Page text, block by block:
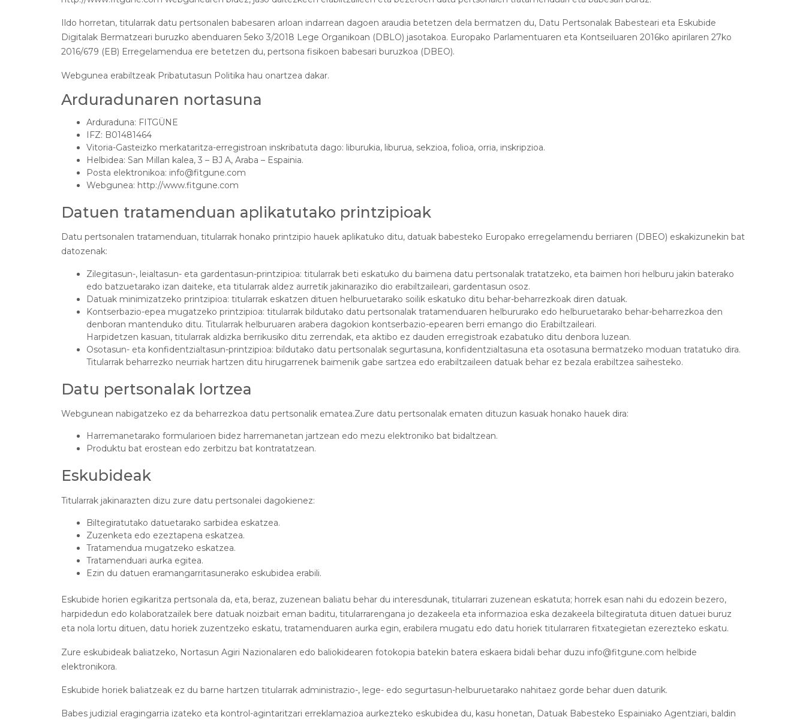
Ildo horretan, titularrak datu pertsonalen babesaren arloan indarrean dagoen araudia betetzen dela bermatzen du, Datu Pertsonalak Babesteari eta Eskubide
Digitalak Bermatzeari buruzko abenduaren 5eko 3/2018 Lege Organikoan (DBLO) jasotakoa. Europako Parlamentuaren eta Kontseiluaren 2016ko apirilaren 27ko
2016/679 (EB) Erregelamendua ere betetzen du, pertsona fisikoen babesari buruzkoa (DBEO).
Webgunea erabiltzeak Pribatutasun Politika hau onartzea dakar.
Arduradunaren nortasuna
Arduraduna: FITGÜNE
IFZ: B01481464
Vitoria-Gasteizko merkataritza-erregistroan inskribatuta dago: liburukia, liburua, sekzioa, folioa, orria, inskripzioa.
Helbidea: San Millan kalea, 3 – BJ A, Araba – Espainia.
Posta elektronikoa: info@fitgune.com
Webgunea: http://www.fitgune.com
Datuen tratamenduan aplikatutako printzipioak
Datu pertsonalen tratamenduan, titularrak honako printzipio hauek aplikatuko ditu, datuak babesteko Europako erregelamendu berriaren (DBEO) eskakizunekin bat
datozenak:
Zilegitasun-, leialtasun- eta gardentasun-printzipioa: titularrak beti eskatuko du baimena datu pertsonalak tratatzeko, eta baimen hori helburu jakin baterako
edo batzuetarako izan daiteke, eta titularrak aldez aurretik jakinaraziko dio erabiltzaileari, gardentasun osoz.
Datuak minimizatzeko printzipioa: titularrak eskatzen dituen helburuetarako soilik eskatuko ditu behar-beharrezkoak diren datuak.
Kontserbazio-epea mugatzeko printzipioa: titularrak bildutako datu pertsonalak tratamenduaren helbururako edo helburuetarako behar-beharrezkoa den
denboran mantenduko ditu. Titularrak helburuaren arabera dagokion kontserbazio-epearen berri emango dio Erabiltzaileari.
Harpidetzen kasuan, titularrak aldizka berrikusiko ditu zerrendak, eta aktibo ez dauden erregistroak ezabatuko ditu denbora luzean.
Osotasun- eta konfidentzialtasun-printzipioa: bildutako datu pertsonalak segurtasuna, konfidentzialtasuna eta osotasuna bermatzeko moduan tratatuko dira.
Titularrak beharrezko neurriak hartzen ditu hirugarrenek baimenik gabe sartzea edo erabiltzaileen datuak behar ez bezala erabiltzea saihesteko.
Datu pertsonalak lortzea
Webgunean nabigatzeko ez da beharrezkoa datu pertsonalik ematea.Zure datu pertsonalak ematen dituzun kasuak honako hauek dira:
Harremanetarako formularioen bidez harremanetan jartzean edo mezu elektroniko bat bidaltzean.
Produktu bat erostean edo zerbitzu bat kontratatzean.
Eskubideak
Titularrak jakinarazten dizu zure datu pertsonalei dagokienez:
Biltegiratutako datuetarako sarbidea eskatzea.
Zuzenketa edo ezeztapena eskatzea.
Tratamendua mugatzeko eskatzea.
Tratamenduari aurka egitea.
Ezin du datuen eramangarritasunerako eskubidea erabili.
Eskubide horien egikaritza pertsonala da, eta, beraz, zuzenean baliatu behar du interesdunak, titularrari zuzenean eskatuta; horrek esan nahi du edozein bezero,
harpidedun edo kolaboratzailek bere datuak noizbait eman baditu, titularrarengana jo dezakeela eta informazioa eska dezakeela biltegiratuta dituen datuei buruz
eta nola lortu dituen, datu horiek zuzentzeko eskatu, tratamenduaren aurka egin, erabilera mugatu edo datu horiek titularraren fitxategietan ezerezteko eskatu.
Zure eskubideak baliatzeko, Nortasun Agiri Nazionalaren edo baliokidearen fotokopia batekin batera eskaera bidali behar duzu info@fitgune.com helbide
elektronikora.
Eskubide horiek baliatzeak ez du barne hartzen titularrak administrazio-, lege- edo segurtasun-helburuetarako nahitaez gorde behar duen daturik.
Babes judizial eragingarria izateko eta kontrol-agintaritzari erreklamazioa aurkezteko eskubidea du, kasu honetan, Datuak Babesteko Espainiako Agentziari, baldin